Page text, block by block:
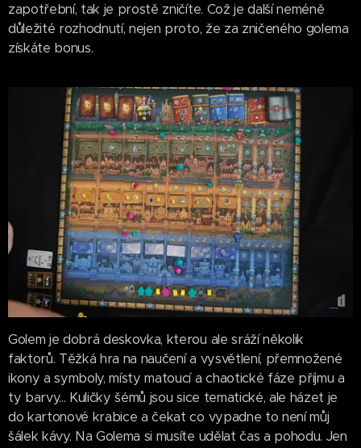
zapotřební, tak je prostě zničíte. Což je další neméně
důležité rozhodnutí, nejen proto, že za zničeného golema
získáte bonus.
Golem je dobrá deskovka, kterou ale sráží několik
faktorů. Těžká hra na naučení a vysvětlení, přemnožené
ikony a symboly, místy matoucí a chaotické fáze příjmu a
ty barvy... Kuličky šémů jsou sice tematické, ale házet je
do kartonové krabice a čekat co vypadne to není můj
šálek kávy. Na Golema si musíte udělat čas a pohodu. Jen